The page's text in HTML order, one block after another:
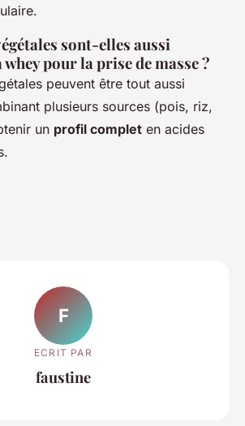
sont-elles aussi
whey pour la prise de masse ?
peuvent être tout aussi
plusieurs sources (pois, riz,
un profil complet en acides
F
ECRIT PAR
faustine